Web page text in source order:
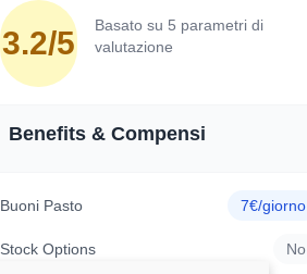
3.2/5
Basato su 5 parametri di
valutazione
Benefits & Compensi
Buoni Pasto 7€/giorno
Stock Options No